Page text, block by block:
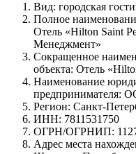
Вид: городская
Полное
Отель «Hilton Saint
Менеджмент»
Cокращенное
объекта: Отель
Наименование
предпринимателя:
Регион: Санкт-
ИНН: 7811531750
ОГРН/ОГРНИП:
Адрес места